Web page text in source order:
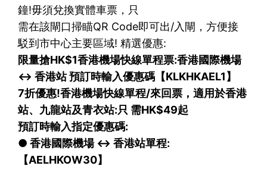
鐘!毋須兌換實體車票，只
需在該閘口掃瞄QR Code即可出/入閘，方便接
駁到市中心主要區域! 精選優惠:
限量搶HK$1香港機場快線單程票:香港國際機場
<-> 香港站 預訂時輸入優惠碼【KLKHKAEL1】
7折優惠!香港機場快線單程/來回票，適用於香港
站、九龍站及青衣站:只 需HK$49起
預訂時輸入指定優惠碼:
● 香港國際機場 <-> 香港站單程:
【AELHKOW30】